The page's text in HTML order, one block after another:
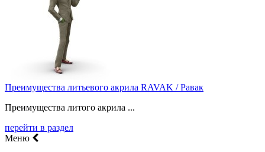
Преимущества литьевого акрила RAVAK / Равак
Преимущества литого акрила ...
перейти в раздел
Меню